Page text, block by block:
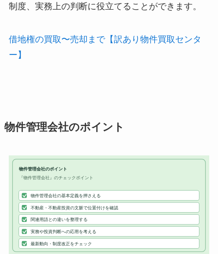
制度、実務上の判断に役立てることができます。
借地権の買取〜売却まで【訳あり物件買取センタ
ー】
物件管理会社のポイント
物件管理会社のポイント
『物件管理会社』のチェックポイント
物件管理会社の基本定義を押さえる
不動産・不動産投資の文脈で位置付けを確認
関連用語との違いを整理する
実務や投資判断への応用を考える
最新動向・制度改正をチェック